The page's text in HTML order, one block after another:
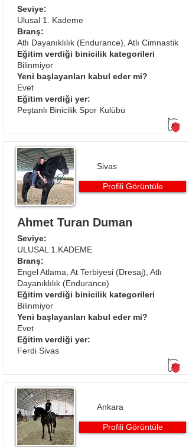
Seviye:
Ulusal 1. Kademe
Branş:
Atlı Dayanıklılık (Endurance), Atlı Cimnastik
Eğitim verdiği binicilik kategorileri
Bilinmiyor
Yeni başlayanları kabul eder mi?
Evet
Eğitim verdiği yer:
Peştanlı Binicilik Spor Kulübü
Sivas
Profili Görüntüle
Ahmet Turan Duman
Seviye:
ULUSAL 1.KADEME
Branş:
Engel Atlama, At Terbiyesi (Dresaj), Atlı
Dayanıklılık (Endurance)
Eğitim verdiği binicilik kategorileri
Bilinmiyor
Yeni başlayanları kabul eder mi?
Evet
Eğitim verdiği yer:
Ferdi Sivas
Ankara
Profili Görüntüle